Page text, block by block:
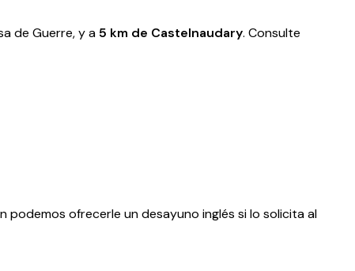
de Guerre, y a 5 km de Castelnaudary. Consulte
podemos ofrecerle un desayuno inglés si lo solicita al